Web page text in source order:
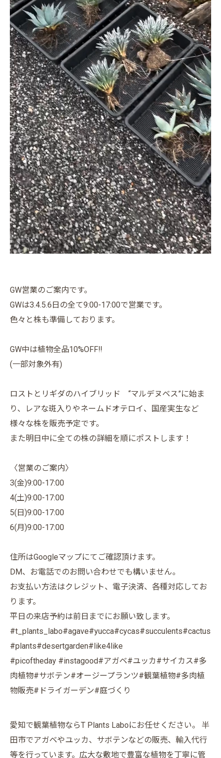
GW営業のご案内です。
GWは3.4.5.6日の全て9:00-17:00で営業です。
色々と株も準備しております。
GW中は植物全品10%OFF‼️
(一部対象外有)
ロストとリギダのハイブリッド “マルデヌベス”に始ま
り、レアな斑入りやネームドオテロイ、国産実生など
様々な株を販売予定です。
また明日中に全ての株の詳細を順にポストします！
〈営業のご案内〉
3(金)9:00-17:00
4(土)9:00-17:00
5(日)9:00-17:00
6(月)9:00-17:00
住所はGoogleマップにてご確認頂けます。
DM、お電話でのお問い合わせでも構いません。
お支払い方法はクレジット、電子決済、各種対応してお
ります。
平日の来店予約は前日までにお願い致します。
#t_plants_labo#agave#yucca#cycas#succulents#cactus
#plants#desertgarden#like4like
#picoftheday #instagood#アガベ#ユッカ#サイカス#多
肉植物#サボテン#オージープランツ#観葉植物#多肉植
物販売#ドライガーデン#庭づくり
愛知で観葉植物ならT Plants Laboにお任せください。 半
田市でアガベやユッカ、サボテンなどの販売、輸入代行
等を行っています。広大な敷地で豊富な植物を丁寧に管